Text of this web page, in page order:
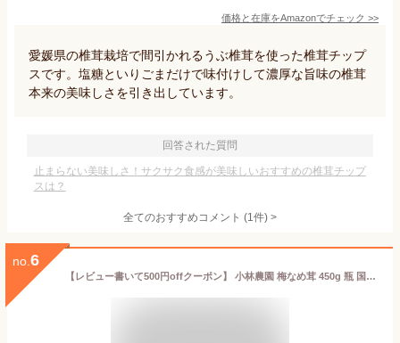
価格と在庫をAmazonでチェック >>
愛媛県の椎茸栽培で間引かれるうぶ椎茸を使った椎茸チップ
スです。塩糖といりごまだけで味付けして濃厚な旨味の椎茸
本来の美味しさを引き出しています。
回答された質問
止まらない美味しさ！サクサク食感が美味しいおすすめの椎茸チップ
スは？
全てのおすすめコメント (1件) >
no. 6
【レビュー書いて500円offクーポン】 小林農園 梅なめ茸 450g 瓶 国産 長野県産 えのき 信州産えのき 梅しそ 梅 ご飯のお供 おつまみ 惣菜 調味料 大容量 食品 調味料